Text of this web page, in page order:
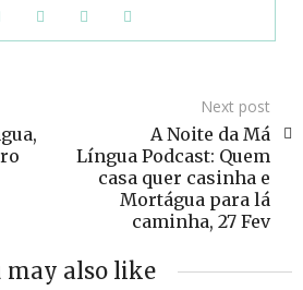
Next post
A Noite da Má
Língua Podcast: Quem
casa quer casinha e
Mortágua para lá
caminha, 27 Fev
may also like